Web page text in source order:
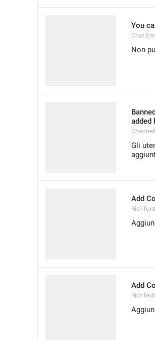
You
Non
added
Gli
Add
Add